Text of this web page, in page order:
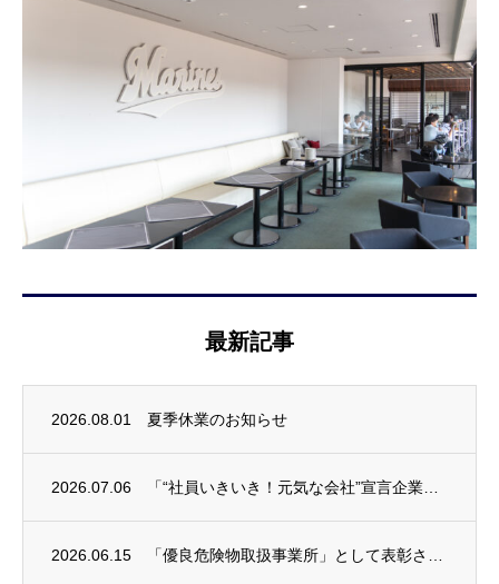
最新記事
2026.08.01 夏季休業のお知らせ
2026.07.06
2026.06.15